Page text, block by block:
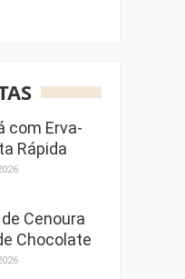
com Erva-
Rápida
Cenoura
Chocolate